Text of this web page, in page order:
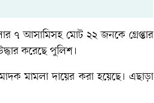
৭ আসামিসহ মোট ২২ জনকে গ্রেপ্তার
করেছে পুলিশ।
মামলা দায়ের করা হয়েছে। এছাড়া